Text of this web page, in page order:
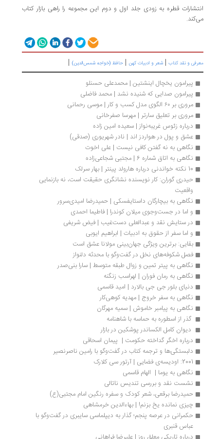
انتشارات قطره به زودی جلد اول و دوم این مجموعه را راهی بازار کتاب
می‌کند.
معرفی و نقد کتاب | شعر و ادبیات کهن | حافظ (خواجه شمس‌الدین) |
پیرامون یخچال اینشتین | محمدعلی حسنلو
پیرامون صدایی که شنیده نشد | محمد فاضلی
مروری بر ۶۰ الگوی مدل کسب و کار | موسی رحمانی
مروری بر تعلیق سارتر | مهرسا صفرخانی
درباره زئوس غریبه‌نواز | سعیده امین زاده
عشق و پول در هواردز اند | نادر شهریوری (صدقی)
نگاهی به نه گفتن کافی نیست | علی اخوت
نگاهی به اتاق شماره 6 | مجتبی شجاعی‌زاده
10 نکته خواندنی درباره هارولد پینتر | بهار سرلک
واقعیت
نگاهی به بیچارگان داستایفسکی | حمیدرضا امیدی‌سرور
و اما در جست‌وجوی میلان کوندرا | فاطیما احمدی
در ستایش نقد و عبدالعلی دست‌غیب | فیض شریفی
و اما سفر از حقوق به ادبیات | ابراهیم ایوبی
بقایی: برترین ویژگی جهان‌بینی مولانا عشق است
فصل شکوفه‌های نخل در گفت‌وگو با محدثه دلنواز
نگاهی به پیتر تمین و زوال طبقه متوسط | سارا بنی‌صدر
نگاهی به رمان فوران | لهراسب‌ زنگنه
دنیای بلور جی جی بالارد | امید قاسمی
نگاهی به سفر خروج | مهدیه کوهی‌کار
نگاهی به پیامبر خاموش | سمیه مهرگان
گذر از اسطوره به حماسه با شاهنامه
دیوان کامل الکساندر پوشکین در بازار
درباره اخگر گداخته حکومت |  پیمان اسحاقی
دلبستگی‌ها و ترجمه کتاب در گفت‌وگو با رامین ناصرنصیر
2001: اودیسه­‌ی فضایی | آرتور سی کلارک
نگاهی به یوما |  الهام قاسمی
نشست نقد و بررسی تندیس ناتالی
حمیدرضا برقعی، شعر کودک و سفره رنگین امام مجتبی(ع)
چیزی نمانده یخ بزنم! | بهاءالدین خرمشاهی
عباس قنبری